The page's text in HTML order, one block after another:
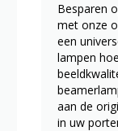
Besparen
met onze
een
lampen
aan de
in uw